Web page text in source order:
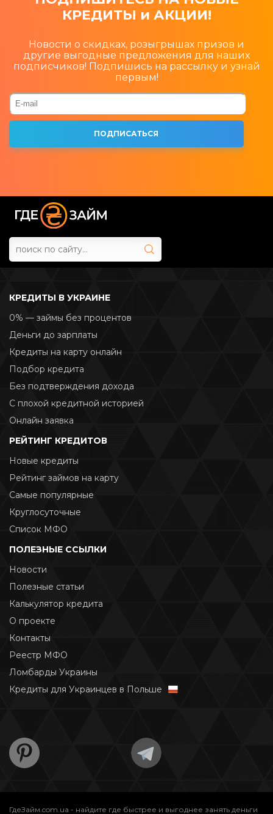
КРЕДИТЫ и АКЦИИ!
Новости о скидках, розыгрышах призов и
другие выгодные предложения для наших
подписчиков! Подпишись на рассылку и узнай
первым!
КРЕДИТЫ В УКРАИНЕ
0% — займы без процентов
Деньги до зарплаты
Кредиты на карту онлайн
Подбор кредита
Без подтверждения дохода
С плохой кредитной историей
Онлайн заявка
РЕЙТИНГ КРЕДИТОВ
Новые кредиты
Рейтинг займов на карту
Самые популярные
Круглосуточные
Список МФО
ПОЛЕЗНЫЕ ССЫЛКИ
Новости
Полезные статьи
Калькулятор кредита
О проекте
Контакты
Реестр МФО
Ломбарды Украины
Кредиты для Украинцев в Польше
ГдеЗайм.com.ua - найдите где быстрее и выгоднее занять деньги